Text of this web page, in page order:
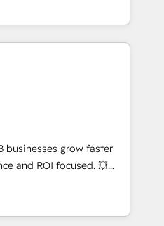
ABM, IA,
réussies - 40
HubSpot
From onboarding to
our in-house team
that drive long-term
setup •
and data cleanups •
📈 End-to-
• Lifecycle marketing and
Sales enablement tools
strategies with
and 2,000+
across marketing,
businesses grow faster
and ROI focused. 💥
partner that can help you
with your teams to
and improve user